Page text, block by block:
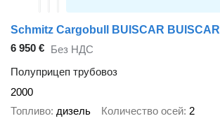
Schmitz Cargobull BUISCAR BUISCAR
6 950 € Без НДС
Полуприцеп трубовоз
2000
Топливо дизель Количество осей 2